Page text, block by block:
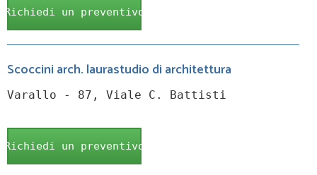
Richiedi un preventivo
Scoccini arch. laurastudio di architettura
Varallo - 87, Viale C. Battisti
Richiedi un preventivo